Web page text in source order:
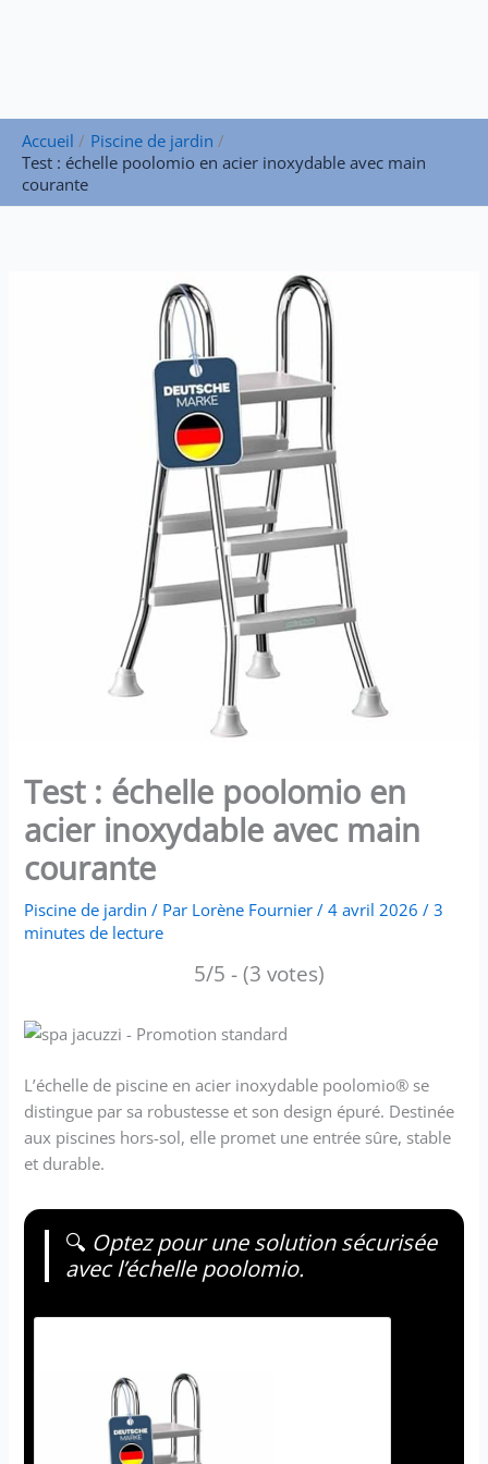
Accueil
Piscine de jardin
Test : échelle poolomio en acier inoxydable avec main
courante
Test : échelle poolomio en
acier inoxydable avec main
courante
Piscine de jardin / Par Lorène Fournier/4 avril 2026/3
minutes de lecture
5/5 - (3 votes)
L’échelle de piscine en acier inoxydable poolomio® se
distingue par sa robustesse et son design épuré. Destinée
aux piscines hors-sol, elle promet une entrée sûre, stable
et durable.
🔍 Optez pour une solution sécurisée
avec l’échelle poolomio.